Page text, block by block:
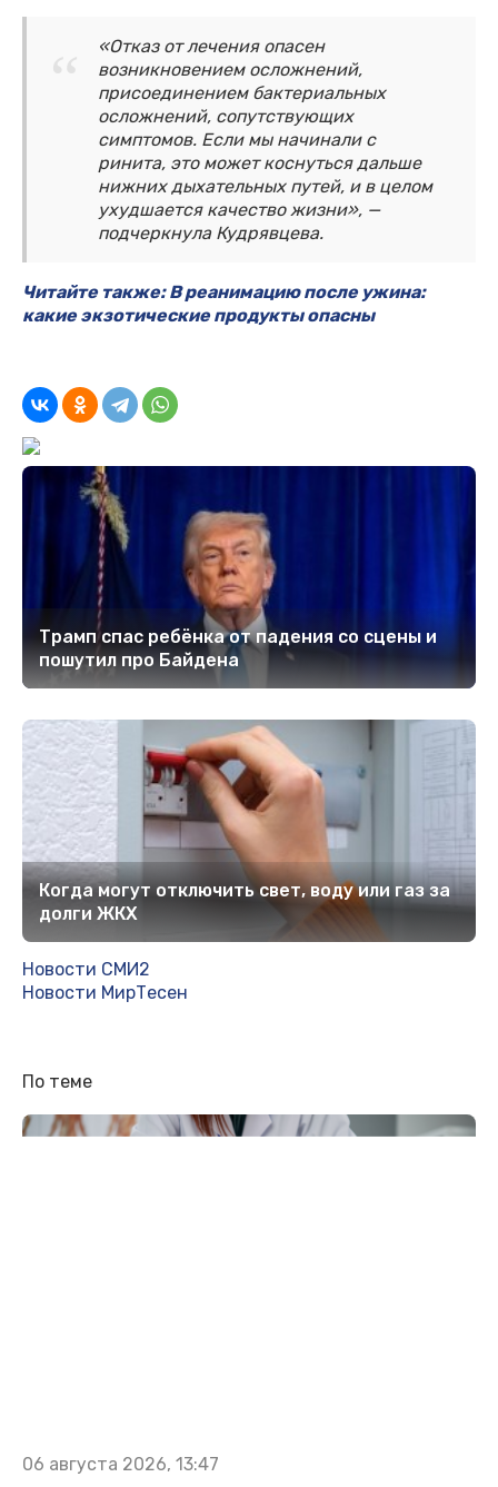
«Отказ от лечения опасен
возникновением осложнений,
присоединением бактериальных
осложнений, сопутствующих
симптомов. Если мы начинали с
ринита, это может коснуться дальше
нижних дыхательных путей, и в целом
ухудшается качество жизни», —
подчеркнула Кудрявцева.
Читайте также: В реанимацию после ужина:
какие экзотические продукты опасны
Трамп спас ребёнка от падения со сцены и
пошутил про Байдена
Когда могут отключить свет, воду или газ за
долги ЖКХ
Новости СМИ2
Новости МирТесен
По теме
06 августа 2026, 13:47